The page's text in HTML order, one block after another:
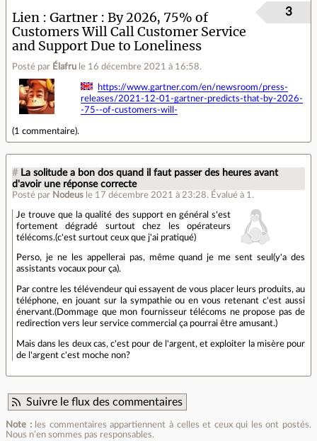
Lien
Gartner : By 2026, 75% of
Customers Will Call Customer Service
and Support Due to Loneliness
Posté par Élafru le 16 décembre 2021 à 16:58.
3
https://www.gartner.com/en/newsroom/press-
releases/2021-12-01-gartner-predicts-that-by-2026-
-75--of-customers-will-
(1 commentaire).
# La solitude a bon dos quand il faut passer des heures avant
d'avoir une réponse correcte
Posté par Nodeus le 17 décembre 2021 à 23:28. Évalué à 1 .
Je trouve que la qualité des support en général s'est
fortement dégradé surtout chez les opérateurs
télécoms.(c'est surtout ceux que j'ai pratiqué)
Perso, je ne les appellerai pas, même quand je me sent seul(y'a des
assistants vocaux pour ça).
Par contre les télévendeur qui essayent de vous placer leurs produits, au
téléphone, en jouant sur la sympathie ou en vous retenant c'est aussi
énervant.(Dommage que mon fournisseur télécoms ne propose pas de
redirection vers leur service commercial ça pourrai être amusant.)
Mais dans les deux cas, c'est pour de l'argent, et exploiter la misère pour
de l'argent c'est moche non?
Suivre le flux des commentaires
Note :les commentaires appartiennent à celles et ceux qui les ont postés.
Nous n’en sommes pas responsables.